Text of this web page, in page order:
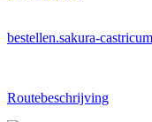
bestellen.sakura-
Routebeschrijving